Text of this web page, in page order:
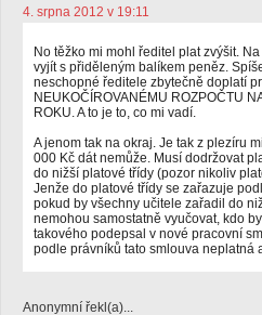
4. srpna 2012 v 19:11
No těžko mi mohl ředitel plat zvýšit.
vyjít s přiděleným balíkem peněz.
neschopné ředitele zbytečně doplatí
NEUKOČÍROVANÉMU ROZPOČTU
ROKU. A to je to, co mi vadí.
A jenom tak na okraj. Je tak z plezíru
000 Kč dát nemůže. Musí dodržovat
do nižší platové třídy (pozor nikoliv
Jenže do platové třídy se zařazuje
pokud by všechny učitele zařadil do
nemohou samostatně vyučovat, kdo
takového podepsal v nové pracovní
podle právníků tato smlouva neplatná
Anonymní řekl(a)...